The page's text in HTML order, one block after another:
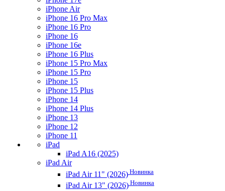
iPhone Air
iPhone 16 Pro Max
iPhone 16 Pro
iPhone 16
iPhone 16e
iPhone 16 Plus
iPhone 15 Pro Max
iPhone 15 Pro
iPhone 15
iPhone 15 Plus
iPhone 14
iPhone 14 Plus
iPhone 13
iPhone 12
iPhone 11
iPad
iPad A16 (2025)
iPad Air
iPad Air 11" (2026) Новинка
iPad Air 13" (2026) Новинка